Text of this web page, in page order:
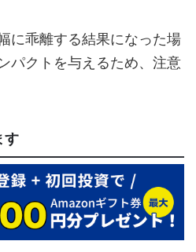
に乖離する結果になった場
パクトを与えるため、注意
す